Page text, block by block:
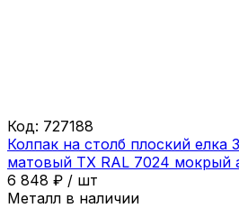
Код: 727188
Колпак на столб плоский елка
матовый ТХ RAL 7024 мокрый
6 848 ₽ / шт
Металл в наличии